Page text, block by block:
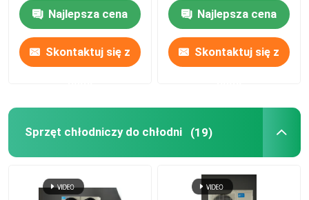
Najlepsza cena
Skontaktuj się z
Najlepsza cena
Skontaktuj się z
Sprzęt chłodniczy do chłodni (19)